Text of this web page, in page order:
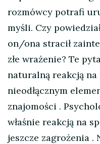
rozmówcy potrafi
myśli. Czy
on/ona stracił
złe wrażenie? Te
naturalną reakcją
nieodłącznym
znajomości .
właśnie reakcją na
jeszcze zagrożenia .